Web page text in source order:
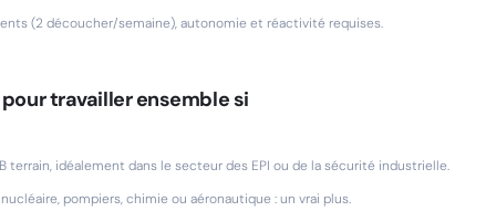
(2 découcher/semaine), autonomie et réactivité requises.
travailler ensemble si
terrain, idéalement dans le secteur des EPI ou de la sécurité industrielle.
pompiers, chimie ou aéronautique : un vrai plus.